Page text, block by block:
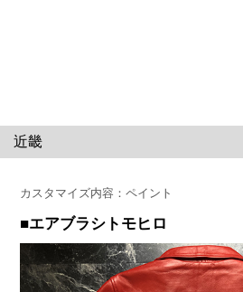
近畿
カスタマイズ内容：ペイント
■エアブラシトモヒロ